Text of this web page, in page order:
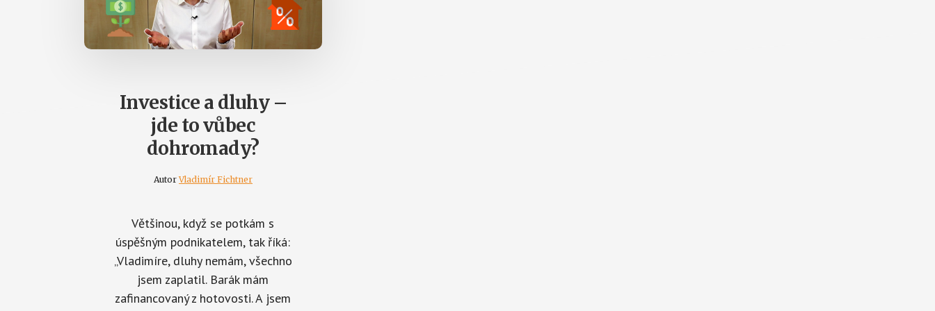
Investice a dluhy –
jde to vůbec
dohromady?
AutorVladimír Fichtner
Většinou, když se potkám s
úspěšným podnikatelem, tak říká:
„Vladimíre, dluhy nemám, všechno
jsem zaplatil. Barák mám
zafinancovaný z hotovosti. A jsem